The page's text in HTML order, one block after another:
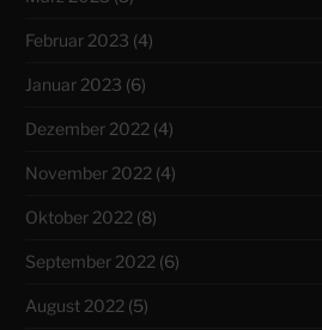
Februar 2023 (4)
Januar 2023 (6)
Dezember 2022(4)
November 2022(4)
Oktober 2022(8)
September 2022(6)
August 2022(5)